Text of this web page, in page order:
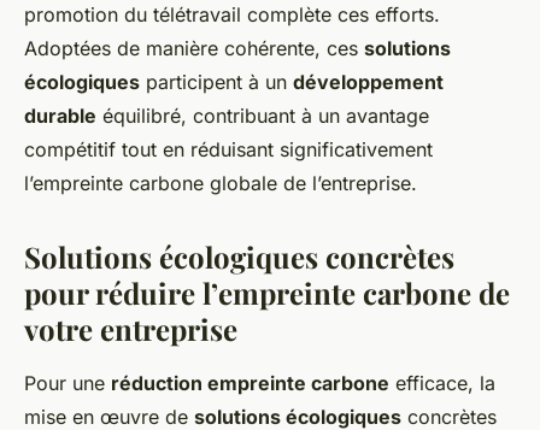
promotion du télétravail complète ces efforts.
Adoptées de manière cohérente, ces solutions
écologiques participent à un développement
durable équilibré, contribuant à un avantage
compétitif tout en réduisant significativement
l’empreinte carbone globale de l’entreprise.
Solutions écologiques concrètes
pour réduire l’empreinte carbone de
votre entreprise
Pour une réduction empreinte carbone efficace, la
mise en œuvre de solutions écologiques concrètes